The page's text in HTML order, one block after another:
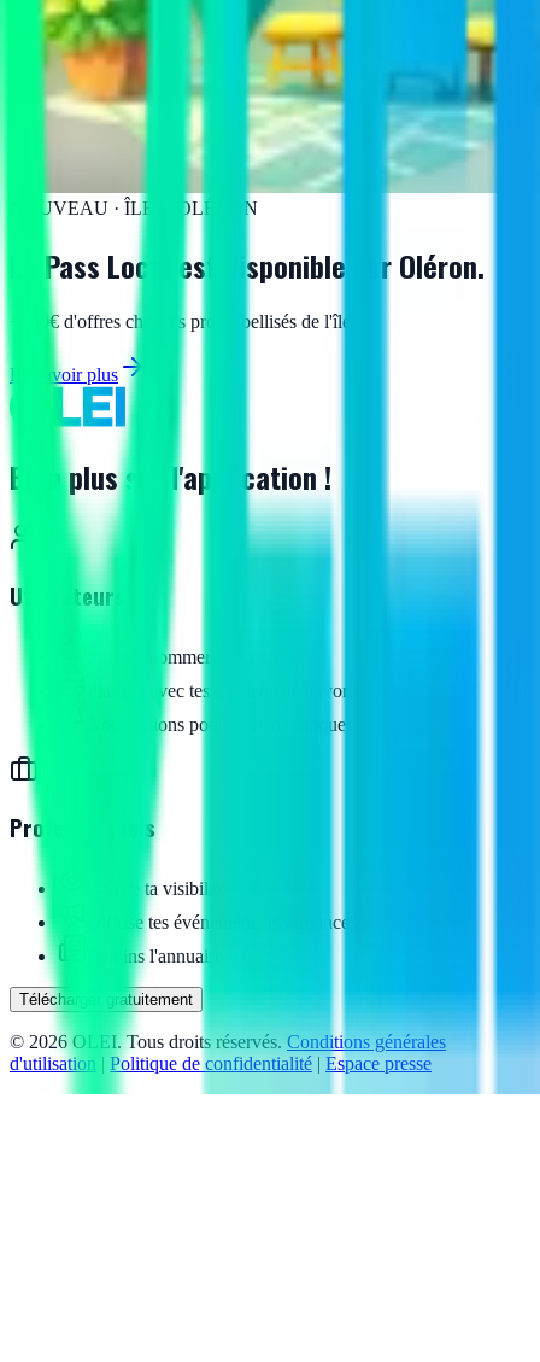
NOUVEAU · ÎLE D'OLÉRON
Le Pass Local est disponible sur Oléron.
+150€ d'offres chez les pros labellisés de l'île.
En savoir plus
Bien plus sur l'application !
Utilisateurs
Suis tes commerces favoris
Planifie avec tes événements favoris
Notifications pour ne rien manquer
Professionnels
Booste ta visibilité
Diffuse tes événements et annonces
Rejoins l'annuaire local
Télécharger gratuitement
© 2026OLEI. Tous droits réservés. Conditions générales
d'utilisation | Politique de confidentialité | Espace presse